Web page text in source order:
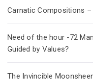
Carnatic Compositions –
Need of the hour -72
Guided by Values?
The Invincible